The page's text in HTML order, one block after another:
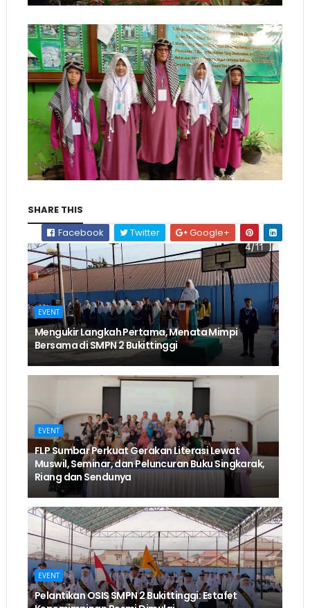
SHARE THIS
Facebook
Twitter Google+
EVENT
Mengukir Langkah Pertama, Menata Mimpi
Bersama di SMPN 2 Bukittinggi
EVENT
FLP Sumbar Perkuat Gerakan Literasi Lewat
Muswil, Seminar, dan Peluncuran Buku Singkarak,
Riang dan Sendunya
EVENT
Pelantikan OSIS SMPN 2 Bukittinggi: Estafet